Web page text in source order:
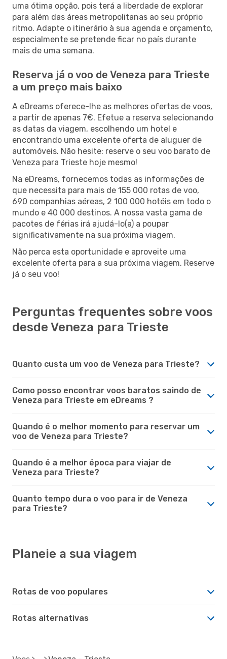
uma ótima opção, pois terá a liberdade de explorar
para além das áreas metropolitanas ao seu próprio
ritmo. Adapte o itinerário à sua agenda e orçamento,
especialmente se pretende ficar no país durante
mais de uma semana.
Reserva já o voo de Veneza para Trieste
a um preço mais baixo
A eDreams oferece-lhe as melhores ofertas de voos,
a partir de apenas 7€. Efetue a reserva selecionando
as datas da viagem, escolhendo um hotel e
encontrando uma excelente oferta de aluguer de
automóveis. Não hesite: reserve o seu voo barato de
Veneza para Trieste hoje mesmo!
Na eDreams, fornecemos todas as informações de
que necessita para mais de 155 000 rotas de voo,
690 companhias aéreas, 2 100 000 hotéis em todo o
mundo e 40 000 destinos. A nossa vasta gama de
pacotes de férias irá ajudá-lo(a) a poupar
significativamente na sua próxima viagem.
Não perca esta oportunidade e aproveite uma
excelente oferta para a sua próxima viagem. Reserve
já o seu voo!
Perguntas frequentes sobre voos
desde Veneza para Trieste
Quanto custa um voo de Veneza para Trieste?
Como posso encontrar voos baratos saindo de
Veneza para Trieste em eDreams ?
Quando é o melhor momento para reservar um
voo de Veneza para Trieste?
Quando é a melhor época para viajar de
Veneza para Trieste?
Quanto tempo dura o voo para ir de Veneza
para Trieste?
Planeie a sua viagem
Rotas de voo populares
Rotas alternativas